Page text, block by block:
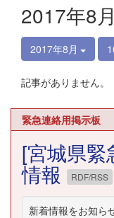
2017年8
2017年8月
記事がありません。
緊急連絡用掲示板
[宮城県緊
情報 RDF/RSS
新着情報をお知ら